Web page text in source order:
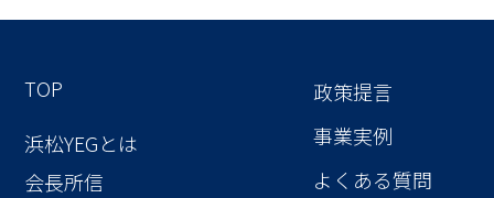
TOP
浜松YEGとは
会長所信
政策提言
事業実例
よくある質問